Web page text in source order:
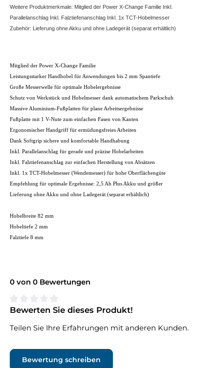
Weitere Produktmerkmale: Mitglied der Power X-Change Familie Inkl.
Parallelanschlag Inkl. Falztiefenanschlag Inkl. 1x TCT-Hobelmesser
Zubehör: Lieferung ohne Akku und ohne Ladegerät (separat erhältlich)
Mitglied der Power X-Change Familie
Leistungsstarker Handhobel für Anwendungen bis 2 mm Spantiefe
Große Messerwelle für optimale Hobelergebnisse
Schutz von Werkstück und Hobelmesser dank automatischem Parkschuh
Massive Aluminium-Fußplatten für plane Arbeitsergebnisse
Fußplatte mit 1 V-Nute zum einfachen Fasen von Kanten
Ergonomischer Handgriff für ermüdungsfreies Arbeiten
Dank Softgrip sichere und komfortable Handhabung
Inkl. Parallelanschlag für gerade und präzise Hobelarbeiten
Inkl. Falztiefenanschlag zur einfachen Herstellung von Absätzen
Inkl. 1x TCT-Hobelmesser (Wendemesser) für hohe Oberflächengüte
Empfehlung für optimale Ergebnisse: 2,5 Ah Plus Akku und größer
Lieferung ohne Akku und ohne Ladegerät (separat erhältlich)
Hobelbreite 82 mm
Hobeltiefe 2 mm
Falztiefe 8 mm
0 von 0 Bewertungen
Durchschnittliche Bewertung von 0 von 5 Sternen
Bewerten Sie dieses Produkt!
Teilen Sie Ihre Erfahrungen mit anderen Kunden.
Bewertung schreiben